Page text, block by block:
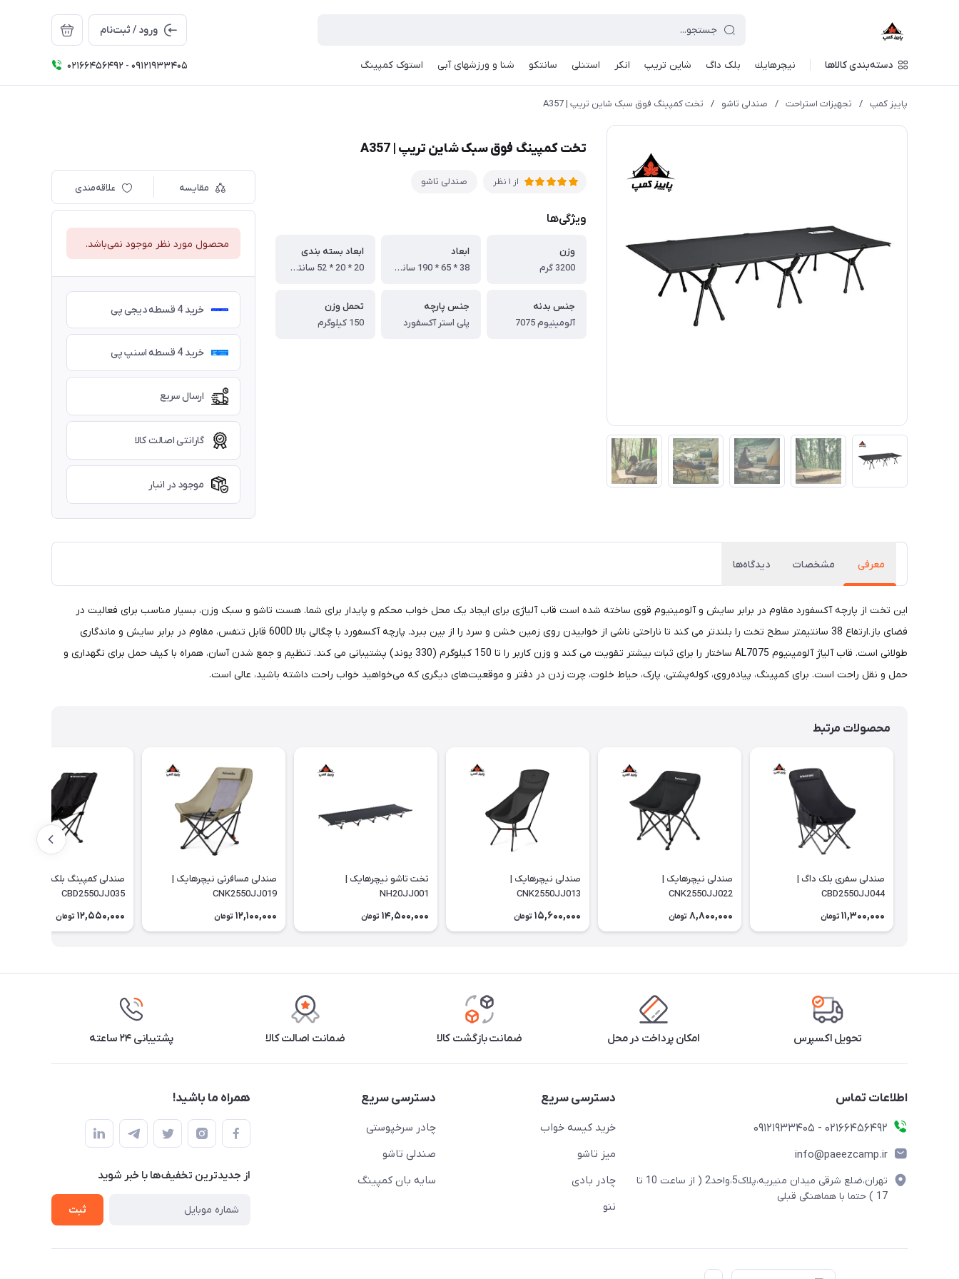
ورود / ثبت‌نام
دسته‌بندی کالاها نيچرهايك بلک داگ شاین تریپ انکر استنلی سانتکو شنا و ورزشهای آبی استوک کمپینگ 02166456492 - 09121933405
پاییز کمپ / تجهیزات استراحت / صندلی تاشو / تخت کمپینگ فوق سبک شاین تریپ | A357
تخت کمپینگ فوق سبک شاین تریپ | A357
از 1 نظر صندلی تاشو
ویژگی‌ها
وزن
3200 گرم
ابعاد
38 * 65 * 190 سانتی متر
ابعاد بسته بندی
20 * 20 * 52 سانتی متر
جنس بدنه
آلومینیوم 7075
جنس پارچه
پلی استر آکسفورد
تحمل وزن
150 کیلوگرم
مقایسه علاقه‌مندی
محصول مورد نظر موجود نمی‌باشد.
خرید 4 قسطه دیجی پی
خرید 4 قسطه اسنپ پی
ارسال سریع
گارانتی اصالت کالا
موجود در انبار
معرفی مشخصات دیدگاه‌ها
این تخت از پارچه آکسفورد مقاوم در برابر سایش و آلومینیوم قوی ساخته شده است قاب آلیاژی برای ایجاد یک محل خواب محکم و پایدار برای شما. هست تاشو و سبک وزن، بسیار مناسب برای فعالیت در
فضای باز.ارتفاع 38 سانتیمتر سطح تخت را بلندتر می کند تا ناراحتی ناشی از خوابیدن روی زمین خشن و سرد را از بین ببرد. پارچه آکسفورد با چگالی بالا 600D قابل تنفس، مقاوم در برابر سایش و ماندگاری
طولانی است. قاب آلیاژ آلومینیوم AL7075 ساختار را برای ثبات بیشتر تقویت می کند و وزن کاربر را تا 150 کیلوگرم (330 پوند) پشتیبانی می کند. تنظیم و جمع شدن آسان، همراه با کیف حمل برای نگهداری و
حمل و نقل راحت است. برای کمپینگ، پیاده‌روی، کوله‌پشتی، پارک، حیاط خلوت، چرت زدن در دفتر و موقعیت‌های دیگری که می‌خواهید خواب راحت داشته باشید، عالی است.
محصولات مرتبط
صندلی سفری بلک داگ |
CBD2550JJ044
11,300,000 تومان
صندلی نیچرهایک |
CNK2550JJ022
8,800,000 تومان
صندلی نیچرهایک |
CNK2550JJ013
15,600,000 تومان
تخت تاشو نیچرهایک |
NH20JJ001
14,500,000 تومان
صندلی مسافرتی نیچرهایک |
CNK2550JJ019
12,100,000 تومان
صندلی کمپینگ بلک داگ |
CBD2550JJ035
12,550,000 تومان
تحویل اکسپرس امکان پرداخت در محل ضمانت بازگشت کالا ضمانت اصالت کالا پشتیبانی ۲۴ ساعته
اطلاعات تماس
02166456492 - 09121933405
info@paeezcamp.ir
تهران،ضلع شرقی میدان منیریه،پلاک5،واحد2 ( از ساعت 10 تا
17 ) حتما با هماهنگی قبلی
دسترسی سریع
خرید کیسه خواب
میز تاشو
چادر بادی
ننو
دسترسی سریع
چادر سرخپوستی
صندلی تاشو
سایه بان کمپینگ
همراه ما باشید!
از جدید‌ترین تخفیف‌ها با‌ خبر شوید
ثبت